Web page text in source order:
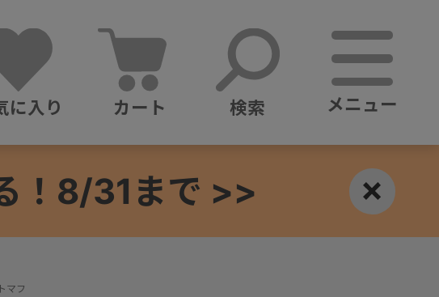
に入り カート 検索 メニュー
！8/31まで >>
マフ